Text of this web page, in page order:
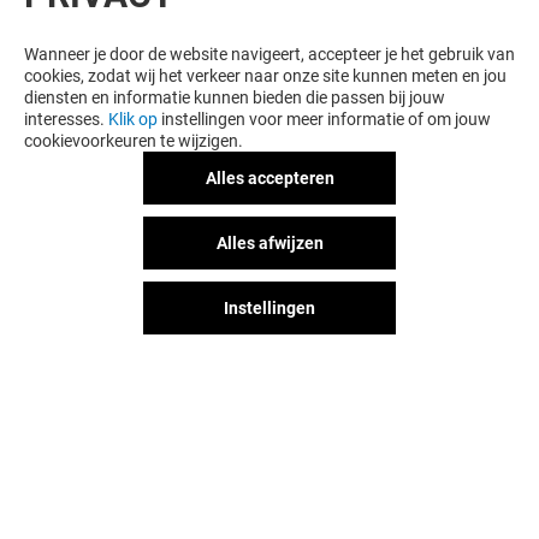
Gesloten
Wanneer je door de website navigeert, accepteer je het gebruik van
cookies, zodat wij het verkeer naar onze site kunnen meten en jou
diensten en informatie kunnen bieden die passen bij jouw
interesses. Klik op instellingen voor meer informatie of om jouw
cookievoorkeuren te wijzigen.
Alles accepteren
Alles afwijzen
Instellingen